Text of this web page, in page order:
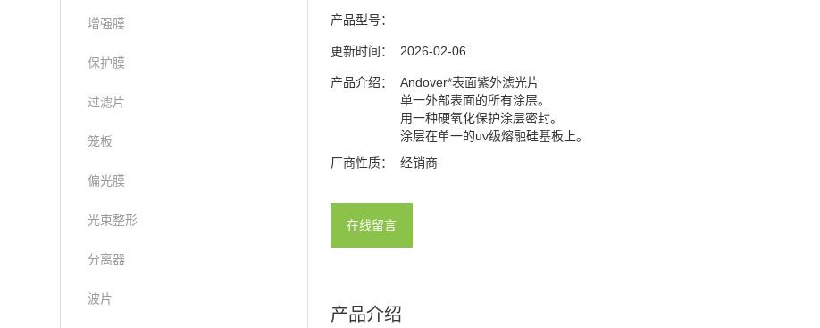
增强膜
保护膜
过滤片
笼板
偏光膜
光束整形
分离器
波片
产品型号：
更新时间： 2026-02-06
产品介绍：
Andover*表面紫外滤光片
单一外部表面的所有涂层。
用一种硬氧化保护涂层密封。
涂层在单一的uv级熔融硅基板上。
厂商性质：
经销商
在线留言
产品介绍